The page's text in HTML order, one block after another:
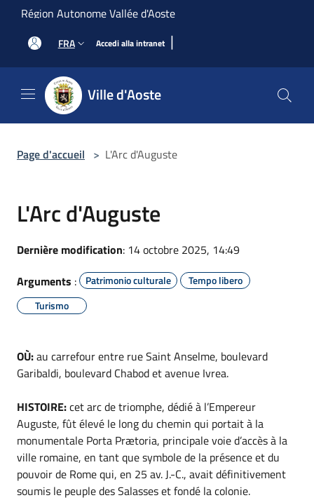
Salta al contenuto principale
Région Autonome Vallée d'Aoste
FRA Accedi alla intranet |
Ville d'Aoste
Page d'accueil > L'Arc d'Auguste
L'Arc d'Auguste
Dernière modification: 14 octobre 2025, 14:49
Arguments : Patrimonio culturale
Tempo libero
Turismo
OÙ:au carrefour entre rue Saint Anselme, boulevard
Garibaldi, boulevard Chabod et avenue Ivrea.
HISTOIRE:cet arc de triomphe, dédié à l’Empereur
Auguste, fût élevé le long du chemin qui portait à la
monumentale Porta Prætoria, principale voie d’accès à la
ville romaine, en tant que symbole de la présence et du
pouvoir de Rome qui, en 25 av. J.-C., avait définitivement
soumis le peuple des Salasses et fondé la colonie.